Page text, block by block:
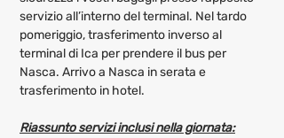
servizio all’interno del terminal. Nel tardo
pomeriggio, trasferimento inverso al
terminal di Ica per prendere il bus per
Nasca. Arrivo a Nasca in serata e
trasferimento in hotel.
Riassunto servizi inclusi nella giornata: